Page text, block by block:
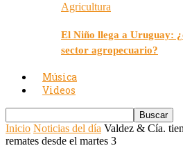
Agricultura
El Niño llega a Uruguay:
sector agropecuario?
Música
Videos
Inicio Noticias del día Valdez & Cía.
remates desde el martes 3